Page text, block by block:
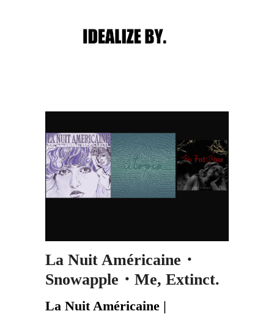
La Nuit Américaine・
Snowapple・Me, Extinct.
La Nuit Américaine |